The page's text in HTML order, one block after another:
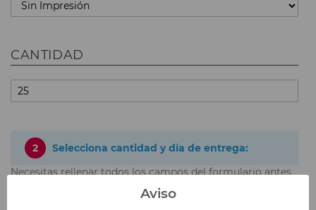
CANTIDAD
2
Selecciona cantidad y día de entrega:
Necesitas rellenar todos los campos del formulario antes
de poder elegir tu opción y precio.
Aviso